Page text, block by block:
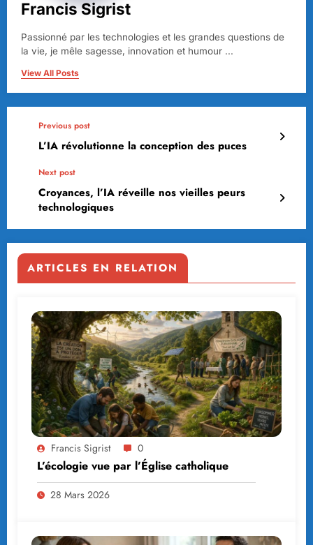
Francis Sigrist
Passionné par les technologies et les grandes questions de
la vie, je mêle sagesse, innovation et humour ...
View All Posts
Previous post
L’IA révolutionne la conception des puces
Next post
Croyances, l’IA réveille nos vieilles peurs
technologiques
ARTICLES EN RELATION
Francis Sigrist 0
L’écologie vue par l’Église catholique
28 Mars 2026